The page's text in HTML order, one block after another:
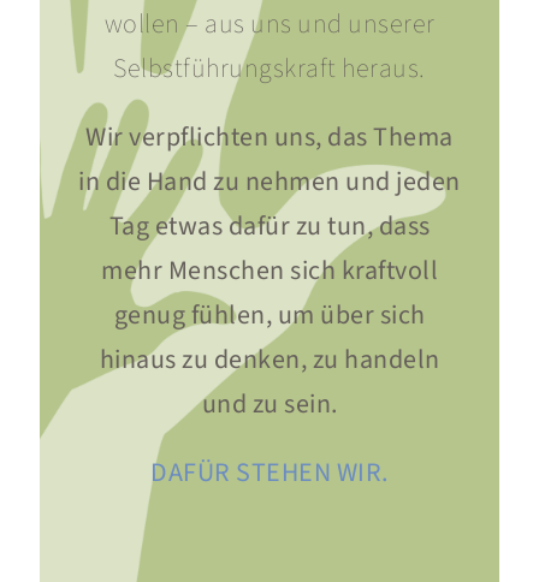
wollen – aus uns und unserer
Selbstführungskraft heraus.
Wir verpflichten uns, das Thema
in die Hand zu nehmen und jeden
Tag etwas dafür zu tun, dass
mehr Menschen sich kraftvoll
genug fühlen, um über sich
hinaus zu denken, zu handeln
und zu sein.
DAFÜR STEHEN WIR.